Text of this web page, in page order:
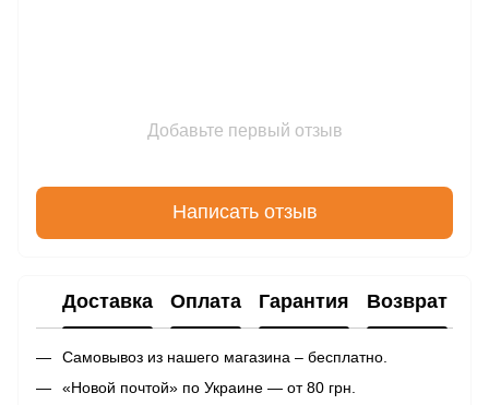
Добавьте первый отзыв
Написать отзыв
Доставка Оплата Гарантия Возврат
Самовывоз из нашего магазина – бесплатно.
«Новой почтой» по Украине — от 80 грн.